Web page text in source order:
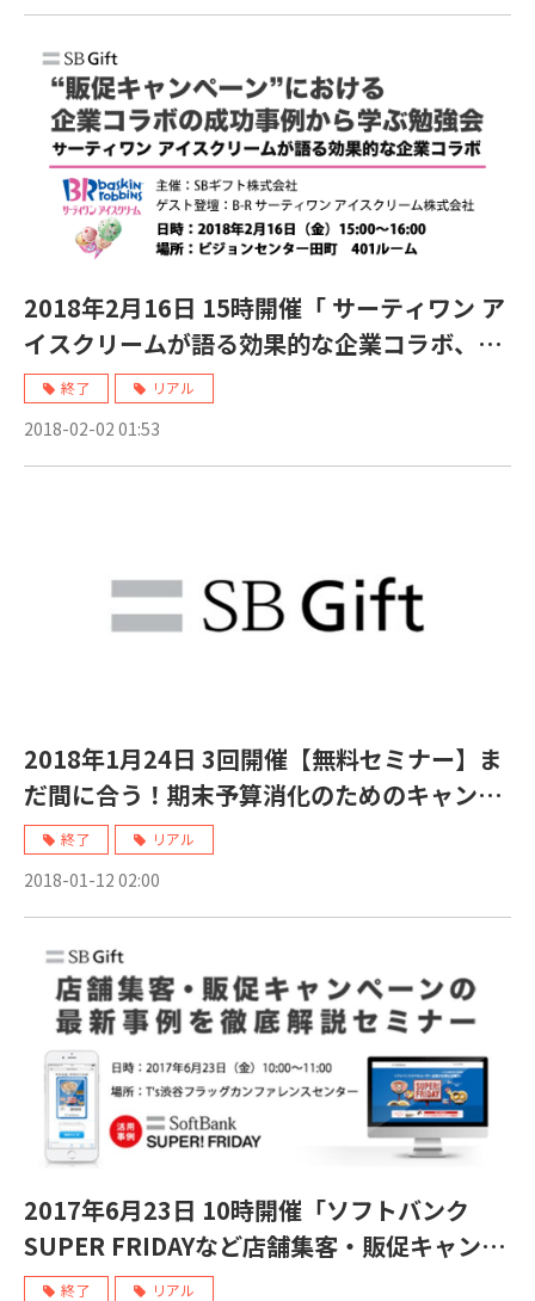
2018年2月16日 15時開催「 サーティワン ア
イスクリームが語る効果的な企業コラボ、販
促キャンペーンにおける企業コラボの成功事
例から学ぶ勉強会」
終了 リアル
2018-02-02 01:53
2018年1月24日 3回開催【無料セミナー】ま
だ間に合う！期末予算消化のためのキャンペ
ーン手法と事例について
終了 リアル
2018-01-12 02:00
2017年6月23日 10時開催「ソフトバンク
SUPER FRIDAYなど店舗集客・販促キャンペ
ーンの最新事例を徹底解説」セミナー
終了 リアル